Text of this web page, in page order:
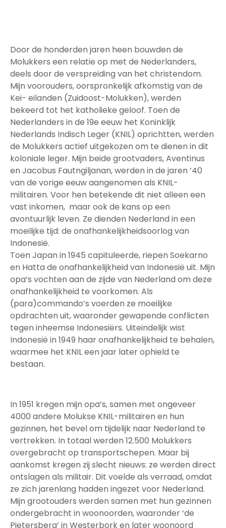
Door de honderden jaren heen bouwden de
Molukkers een relatie op met de Nederlanders,
deels door de verspreiding van het christendom.
Mijn voorouders, oorspronkelijk afkomstig van de
Kei- eilanden (Zuidoost-Molukken), werden
bekeerd tot het katholieke geloof. Toen de
Nederlanders in de 19e eeuw het Koninklijk
Nederlands Indisch Leger (KNIL) oprichtten, werden
de Molukkers actief uitgekozen om te dienen in dit
koloniale leger. Mijn beide grootvaders, Aventinus
en Jacobus Fautngiljanan, werden in de jaren ’40
van de vorige eeuw aangenomen als KNIL-
militairen. Voor hen betekende dit niet alleen een
vast inkomen, maar ook de kans op een
avontuurlijk leven. Ze dienden Nederland in een
moeilijke tijd: de onafhankelijkheidsoorlog van
Indonesië.
Toen Japan in 1945 capituleerde, riepen Soekarno
en Hatta de onafhankelijkheid van Indonesië uit. Mijn
opa’s vochten aan de zijde van Nederland om deze
onafhankelijkheid te voorkomen. Als
(para)commando’s voerden ze moeilijke
opdrachten uit, waaronder gewapende conflicten
tegen inheemse Indonesiërs. Uiteindelijk wist
Indonesië in 1949 haar onafhankelijkheid te behalen,
waarmee het KNIL een jaar later ophield te
bestaan.
In 1951 kregen mijn opa’s, samen met ongeveer
4000 andere Molukse KNIL-militairen en hun
gezinnen, het bevel om tijdelijk naar Nederland te
vertrekken. In totaal werden 12.500 Molukkers
overgebracht op transportschepen. Maar bij
aankomst kregen zij slecht nieuws: ze werden direct
ontslagen als militair. Dit voelde als verraad, omdat
ze zich jarenlang hadden ingezet voor Nederland.
Mijn grootouders werden samen met hun gezinnen
ondergebracht in woonoorden, waaronder ‘de
Pietersberg’ in Westerbork en later woonoord